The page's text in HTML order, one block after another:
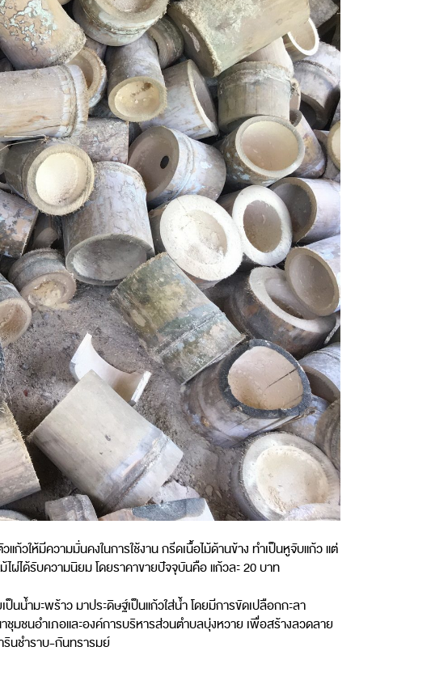
วให้มีความมั่นคงในการใช้งาน กรีดเนื้อไม้ด้านข้าง ทำเป็นหูจับแก้ว แต่
ผ่ได้รับความนิยม โดยราคาขายปัจจุบันคือ แก้วละ 20 บาท
นน้ำมะพร้าว มาประดิษฐ์เป็นแก้วใส่น้ำ โดยมีการขัดเปลือกกะลา
มชนอำเภอและองค์การบริหารส่วนตำบลบุ่งหวาย เพื่อสร้างลวดลาย
รินชำราบ-กันทรารมย์